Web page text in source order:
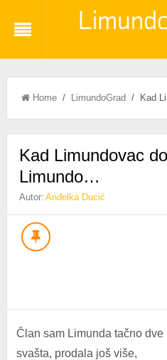
Home/ LimundoGrad / Kad
Kad Limundovac
Limundo…
Autor: Anđelka Ducić
Član sam Limunda tačno
svašta, prodala još više,